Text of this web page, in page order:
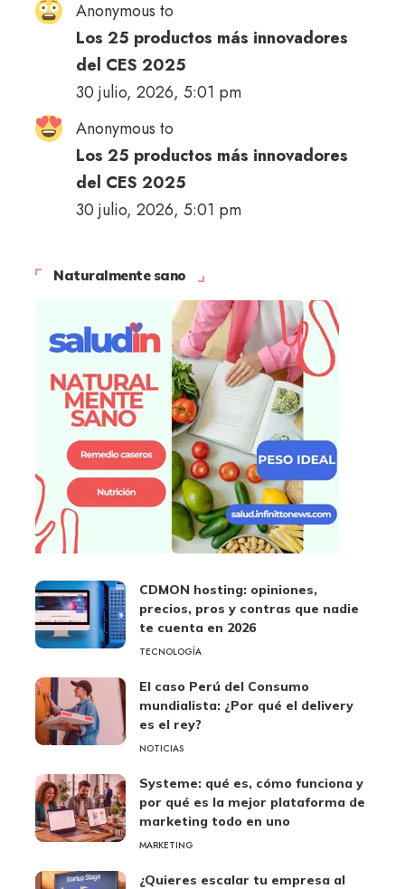
Anonymous to
Los 25 productos más innovadores
del CES 2025
30 julio, 2026, 5:01 pm
Anonymous to
Los 25 productos más innovadores
del CES 2025
30 julio, 2026, 5:01 pm
Naturalmente sano
CDMON hosting: opiniones,
precios, pros y contras que nadie
te cuenta en 2026
TECNOLOGÍA
El caso Perú del Consumo
mundialista: ¿Por qué el delivery
es el rey?
NOTICIAS
Systeme: qué es, cómo funciona y
por qué es la mejor plataforma de
marketing todo en uno
MARKETING
¿Quieres escalar tu empresa al